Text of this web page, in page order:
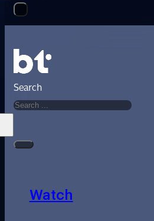
Search
Watch